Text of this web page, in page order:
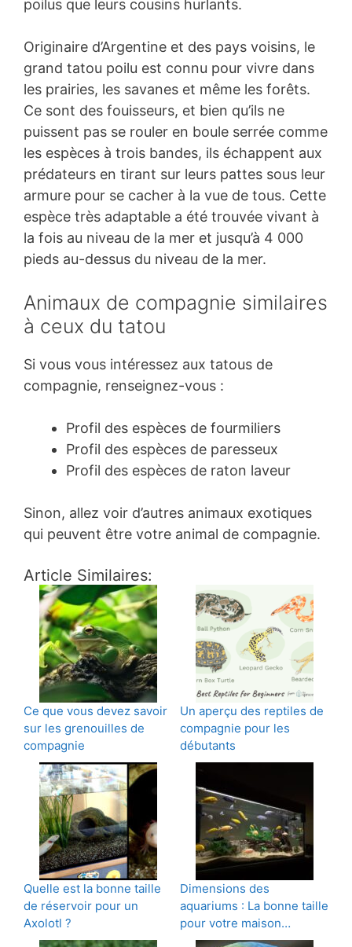
poilus que leurs cousins hurlants.
Originaire d’Argentine et des pays voisins, le
grand tatou poilu est connu pour vivre dans
les prairies, les savanes et même les forêts.
Ce sont des fouisseurs, et bien qu’ils ne
puissent pas se rouler en boule serrée comme
les espèces à trois bandes, ils échappent aux
prédateurs en tirant sur leurs pattes sous leur
armure pour se cacher à la vue de tous. Cette
espèce très adaptable a été trouvée vivant à
la fois au niveau de la mer et jusqu’à 4 000
pieds au-dessus du niveau de la mer.
Animaux de compagnie similaires
à ceux du tatou
Si vous vous intéressez aux tatous de
compagnie, renseignez-vous :
Profil des espèces de fourmiliers
Profil des espèces de paresseux
Profil des espèces de raton laveur
Sinon, allez voir d’autres animaux exotiques
qui peuvent être votre animal de compagnie.
Article Similaires:
Ce que vous devez savoir
sur les grenouilles de
compagnie
Un aperçu des reptiles de
compagnie pour les
débutants
Quelle est la bonne taille
de réservoir pour un
Axolotl ?
Dimensions des
aquariums : La bonne taille
pour votre maison…